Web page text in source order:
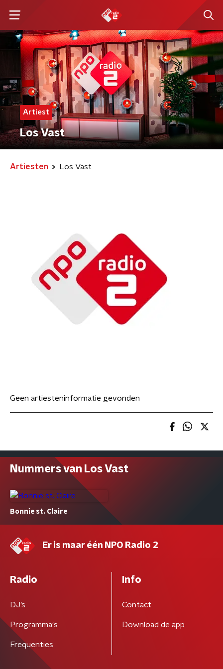
Artiest
Los Vast
Artiesten Los Vast
Geen artiesteninformatie gevonden
Nummers van Los Vast
Bonnie st. Claire
Er is maar één NPO Radio 2
Radio
DJ’s
Programma's
Frequenties
Info
Contact
Download de app